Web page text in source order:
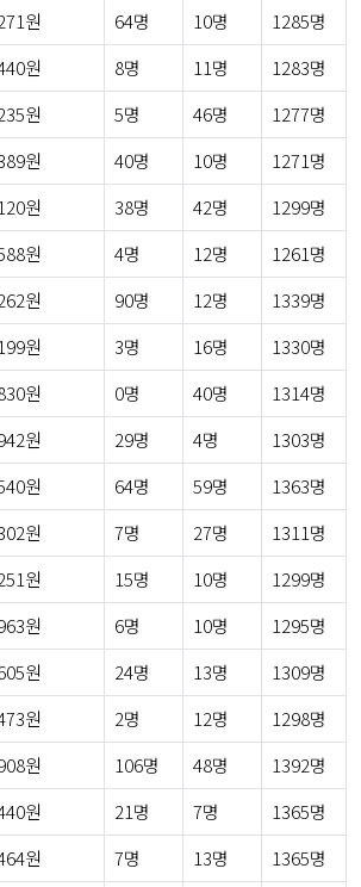
원 64명 10명
1285명
원 8명 11명
1283명
원 5명 46명
1277명
원 40명 10명
1271명
원 38명 42명
1299명
원 4명 12명
1261명
원 90명 12명
1339명
원 3명 16명
1330명
원 0명 40명
1314명
원 29명 4명
1303명
원 64명 59명
1363명
원 7명 27명
1311명
원 15명 10명
1299명
원 6명 10명
1295명
원 24명 13명
1309명
원 2명 12명
1298명
원 106명 48명
1392명
원 21명 7명
1365명
원 7명 13명 1365명